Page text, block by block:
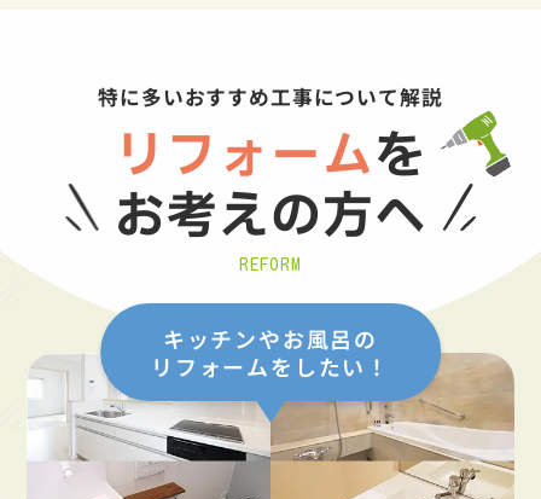
特に多いおすすめ工事について解説
リフォームを
お考えの方へ
REFORM
キッチンやお風呂の
リフォームをしたい！